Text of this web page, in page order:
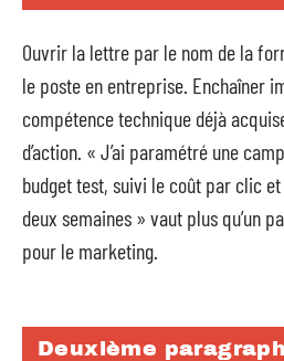
Ouvrir la lettre par le nom de la
le poste en entreprise. Enchaîner
compétence technique déjà
d’action. « J’ai paramétré une
budget test, suivi le coût par clic
deux semaines » vaut plus qu’un
pour le marketing.
Deuxième